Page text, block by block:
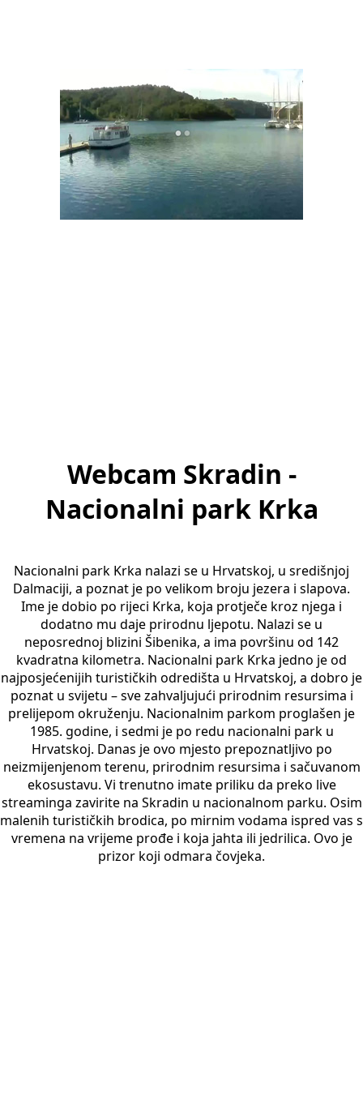
Webcam Skradin -
Nacionalni park Krka
Nacionalni park Krka nalazi se u Hrvatskoj, u središnjoj
Dalmaciji, a poznat je po velikom broju jezera i slapova.
Ime je dobio po rijeci Krka, koja protječe kroz njega i
dodatno mu daje prirodnu ljepotu. Nalazi se u
neposrednoj blizini Šibenika, a ima površinu od 142
kvadratna kilometra. Nacionalni park Krka jedno je od
najposjećenijih turističkih odredišta u Hrvatskoj, a dobro je
poznat u svijetu – sve zahvaljujući prirodnim resursima i
prelijepom okruženju. Nacionalnim parkom proglašen je
1985. godine, i sedmi je po redu nacionalni park u
Hrvatskoj. Danas je ovo mjesto prepoznatljivo po
neizmijenjenom terenu, prirodnim resursima i sačuvanom
ekosustavu. Vi trenutno imate priliku da preko live
streaminga zavirite na Skradin u nacionalnom parku. Osim
malenih turističkih brodica, po mirnim vodama ispred vas s
vremena na vrijeme prođe i koja jahta ili jedrilica. Ovo je
prizor koji odmara čovjeka.